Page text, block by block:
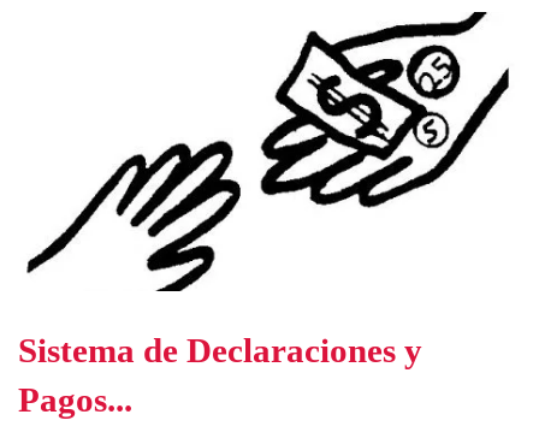
Sistema de Declaraciones y
Pagos...